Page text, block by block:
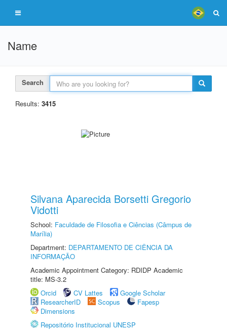
Name
Search
Results: 3415
Silvana Aparecida Borsetti Gregorio
Vidotti
School: Faculdade de Filosofia e Ciências (Câmpus de
Marília)
Department: DEPARTAMENTO DE CIÊNCIA DA
INFORMAÇÃO
Academic Appointment Category: RDIDP Academic
title: MS-3.2
Orcid
CV Lattes
Google Scholar
ResearcherID
Scopus
Fapesp
Dimensions
Repositório Institucional UNESP